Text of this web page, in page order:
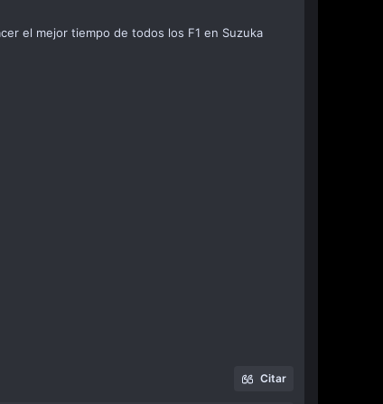
el mejor tiempo de todos los F1 en Suzuka
Citar